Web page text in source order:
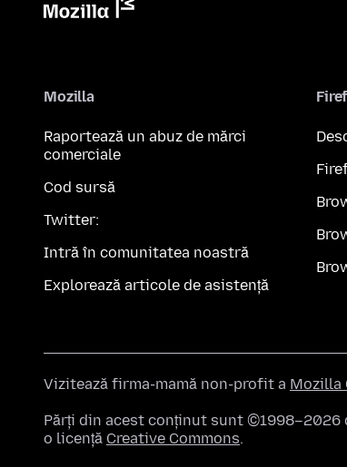
Mozilla
Raportează un abuz de mărci
comerciale
Cod sursă
Twitter:
Intră în comunitatea noastră
Explorează articole de asistență
Vizitează firma-mamă non-profit a Mozilla
Părți din acest conținut sunt
o licență Creative Commons.